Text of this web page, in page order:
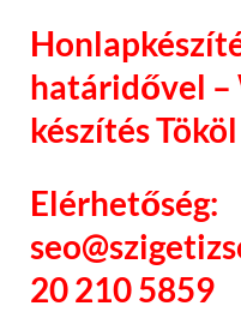
határidővel –
készítés Tököl
Elérhetőség:
20 210 5859